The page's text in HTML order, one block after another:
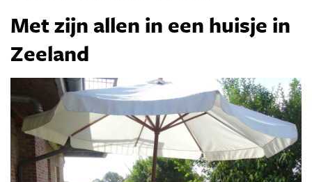
Met zijn allen in een huisje in
Zeeland